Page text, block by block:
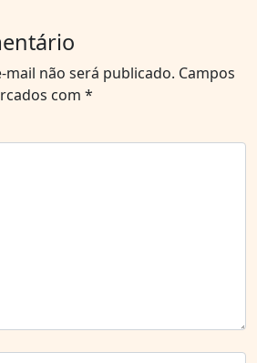
mail não será publicado. Campos
com *